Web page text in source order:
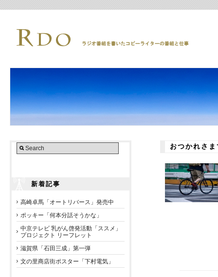
新着記事
高崎卓馬「オートリバース」発売中
ポッキー「何本分話そうかな」
中京テレビ 乳がん啓発活動「ススメ」
プロジェクト リーフレット
滋賀県「石田三成」第一弾
文の里商店街ポスター「下村電気」
おつかれさ